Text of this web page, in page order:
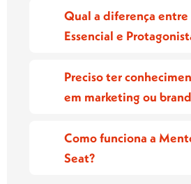
Qual a diferença entre
Essencial e
Preciso ter
em marketing ou
Como funciona a
Seat?